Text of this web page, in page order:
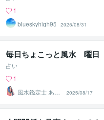
1
blueskyhigh95
2025/08/31
毎日ちょこっと風水 曜日
占い
1
風水鑑定士 あゆ
み
2025/08/17